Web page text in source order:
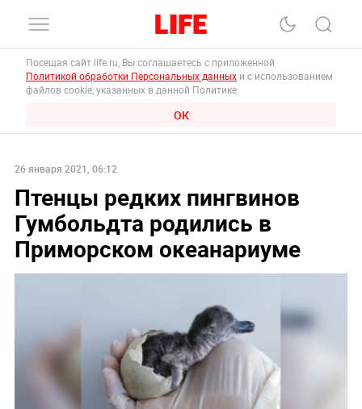
Посещая сайт life.ru, Вы соглашаетесь с приложенной
Политикой обработки Персональных данных и с использованием
файлов cookie, указанных в данной Политике.
ОК
26 января 2021, 06:12
Птенцы редких пингвинов
Гумбольдта родились в
Приморском океанариуме